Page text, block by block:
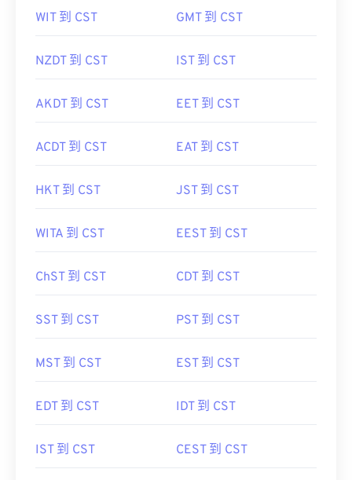
WIT 到 CST GMT 到 CST
NZDT 到 CST IST 到 CST
AKDT 到 CST EET 到 CST
ACDT 到 CST EAT 到 CST
HKT 到 CST JST 到 CST
WITA 到 CST EEST 到 CST
ChST 到 CST CDT 到 CST
SST 到 CST PST 到 CST
MST 到 CST EST 到 CST
EDT 到 CST IDT 到 CST
IST 到 CST CEST 到 CST